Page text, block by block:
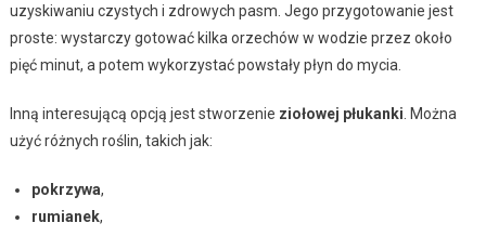
uzyskiwaniu czystych i zdrowych pasm. Jego przygotowanie jest
proste: wystarczy gotować kilka orzechów w wodzie przez około
pięć minut, a potem wykorzystać powstały płyn do mycia.
Inną interesującą opcją jest stworzenie ziołowej płukanki . Można
użyć różnych roślin, takich jak:
pokrzywa,
rumianek,